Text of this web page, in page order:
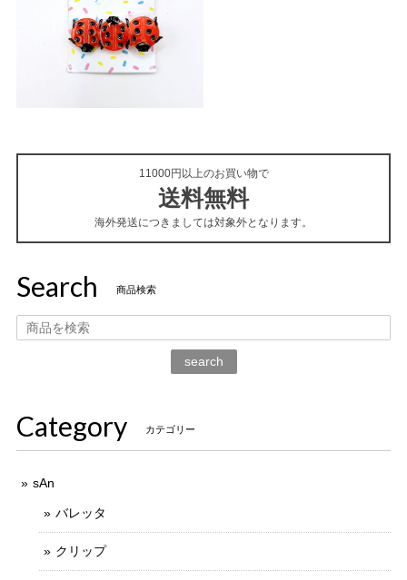
11000円以上のお買い物で
送料無料
海外発送につきましては対象外となります。
Search 商品検索
search
Category カテゴリー
sAn
バレッタ
クリップ